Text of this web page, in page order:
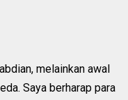
melainkan awal
Saya berharap para